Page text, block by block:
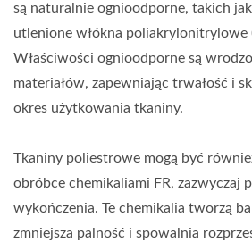
są naturalnie ognioodporne, takich
utlenione włókna poliakrylonitrylowe
Właściwości ognioodporne są
materiałów, zapewniając trwałość i
okres użytkowania tkaniny.
Tkaniny poliestrowe mogą być
obróbce chemikaliami FR, zazwyczaj
wykończenia. Te chemikalia tworzą
zmniejsza palność i spowalnia